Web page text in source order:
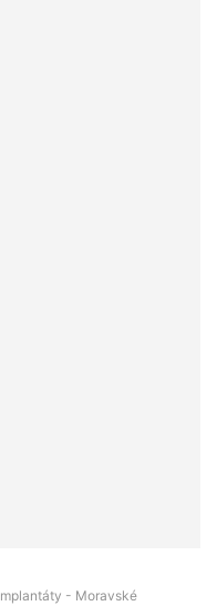
- Moravské